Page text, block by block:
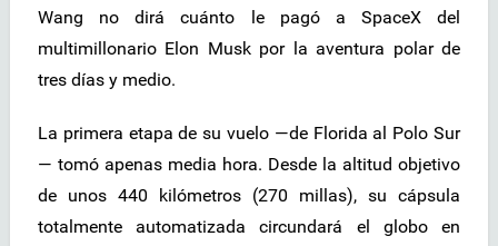
Wang no dirá cuánto le pagó a SpaceX del
multimillonario Elon Musk por la aventura polar de
tres días y medio.
La primera etapa de su vuelo —de Florida al Polo Sur
— tomó apenas media hora. Desde la altitud objetivo
de unos 440 kilómetros (270 millas), su cápsula
totalmente automatizada circundará el globo en